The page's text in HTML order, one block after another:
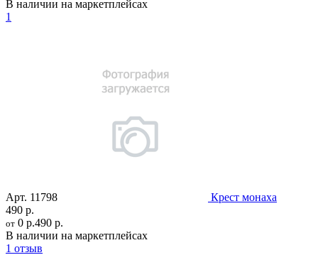
В наличии на маркетплейсах
1
Арт. 11798
Крест монаха
490 р.
от 0 р.490 р.
В наличии на маркетплейсах
1 отзыв